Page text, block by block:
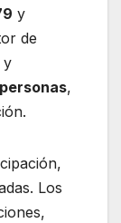
y
de
y
,
Los